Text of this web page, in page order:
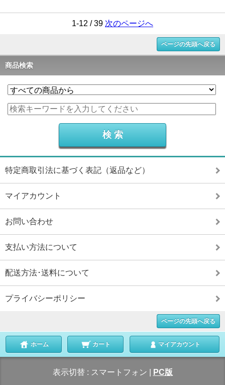
1-12 / 39 次のページへ
ページの先頭へ戻る
商品検索
特定商取引法に基づく表記（返品など）
マイアカウント
お問い合わせ
支払い方法について
配送方法･送料について
プライバシーポリシー
ページの先頭へ戻る
ホーム カート マイアカウント
表示切替 : スマートフォン PC版